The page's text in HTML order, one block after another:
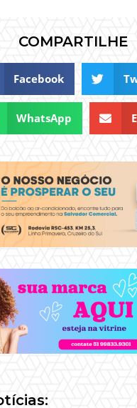
COMPARTILHE
Facebook
WhatsApp